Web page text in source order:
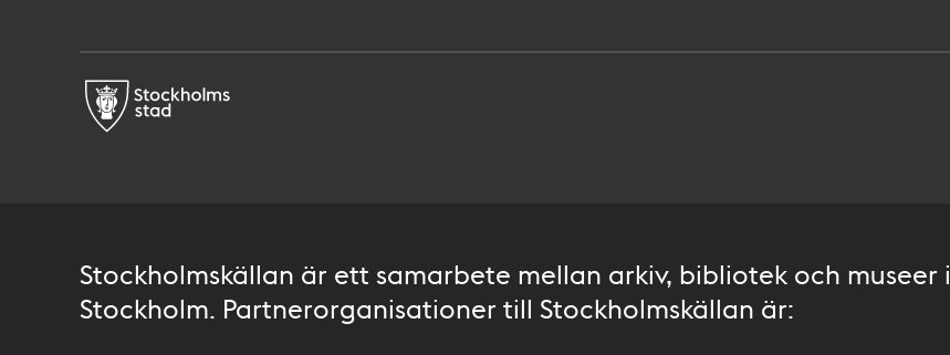
Stockholmskällan är ett samarbete mellan arkiv, bibliotek och museer i
Stockholm. Partnerorganisationer till Stockholmskällan är: